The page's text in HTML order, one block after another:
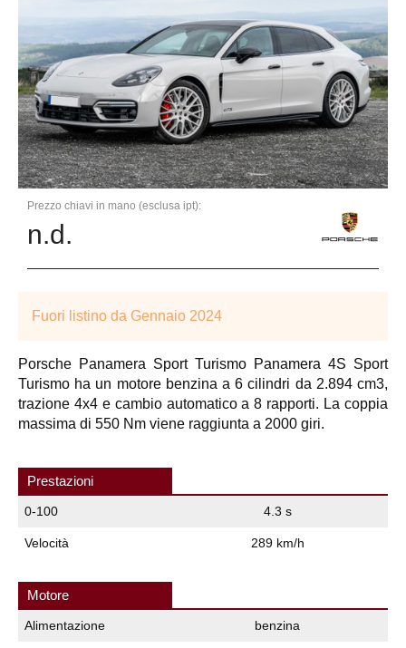
Prezzo chiavi in mano (esclusa ipt):
n.d.
Fuori listino da Gennaio 2024
Porsche Panamera Sport Turismo Panamera 4S Sport
Turismo ha un motore benzina a 6 cilindri da 2.894 cm3,
trazione 4x4 e cambio automatico a 8 rapporti. La coppia
massima di 550 Nm viene raggiunta a 2000 giri.
Prestazioni
0-100 4.3 s
Velocità 289 km/h
Motore
Alimentazione benzina